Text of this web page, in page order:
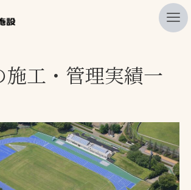
覧
覧
施工・管理実績一